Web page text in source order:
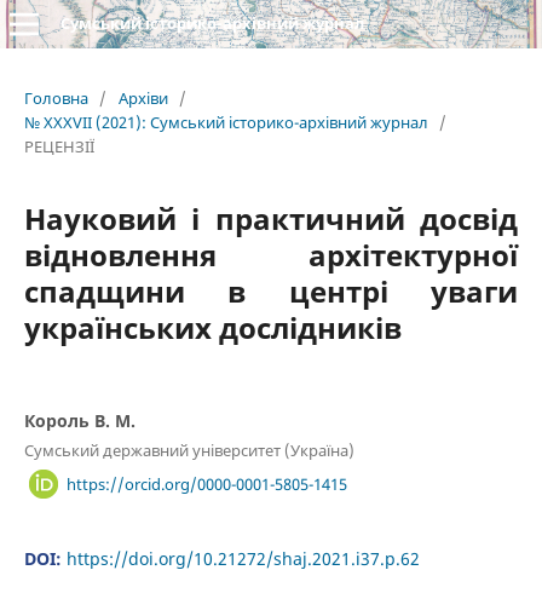
Сумський історико-архівний журнал
Головна / Архіви /
№ XXXVII (2021): Сумський історико-архівний журнал
/
РЕЦЕНЗІЇ
Науковий і практичний досвід
відновлення архітектурної
спадщини в центрі уваги
українських дослідників
Король В. М.
Сумський державний університет (Україна)
https://orcid.org/0000-0001-5805-1415
DOI: https://doi.org/10.21272/shaj.2021.i37.p.62